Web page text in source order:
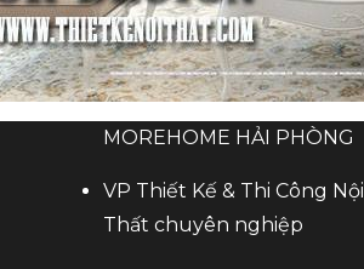
MOREHOME HẢI PHÒNG
VP Thiết Kế & Thi Công Nội
Thất chuyên nghiệp